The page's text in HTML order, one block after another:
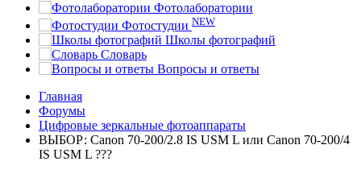
Фотолаборатории
Фотостудии NEW
Школы фотографий
Словарь
Вопросы и ответы
Главная
Форумы
Цифровые зеркальные фотоаппараты
ВЫБОР: Canon 70-200/2.8 IS USM L или Canon 70-200/4
IS USM L ???